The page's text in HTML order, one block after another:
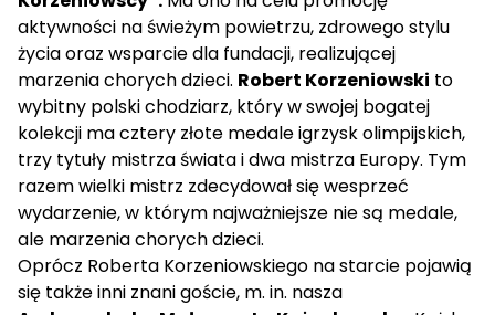
aktywności na świeżym powietrzu, zdrowego stylu
życia oraz wsparcie dla fundacji, realizującej
marzenia chorych dzieci. Robert Korzeniowski to
wybitny polski chodziarz, który w swojej bogatej
kolekcji ma cztery złote medale igrzysk olimpijskich,
trzy tytuły mistrza świata i dwa mistrza Europy. Tym
razem wielki mistrz zdecydował się wesprzeć
wydarzenie, w którym najważniejsze nie są medale,
ale marzenia chorych dzieci.
Oprócz Roberta Korzeniowskiego na starcie pojawią
się także inni znani goście, m. in. nasza